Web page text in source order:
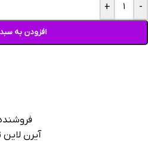
-
+
افزودن به
آیرن لاین